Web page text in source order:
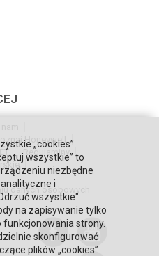
Honeywell
Regulaminy
danych osobowych
„cookies”
wszystkie” to
niezbędne
i
wszystkie"
na zapisywanie tylko
funkcjonowania strony.
skonfigurować
plików „cookies”